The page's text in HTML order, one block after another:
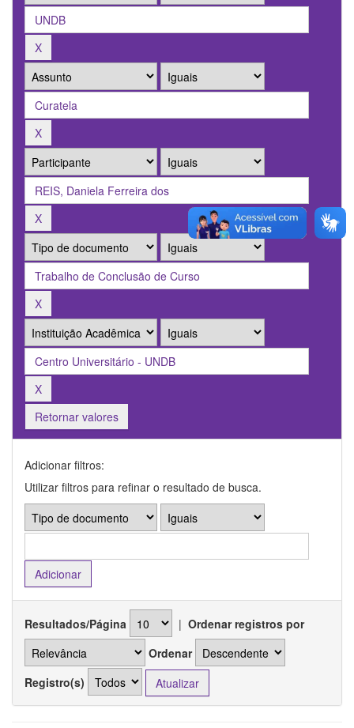
Retornar valores
Adicionar filtros:
Utilizar filtros para refinar o resultado de busca.
Resultados/Página | Ordenar registros por
Ordenar
Registro(s)